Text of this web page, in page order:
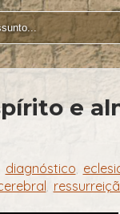
e
diagnóstico